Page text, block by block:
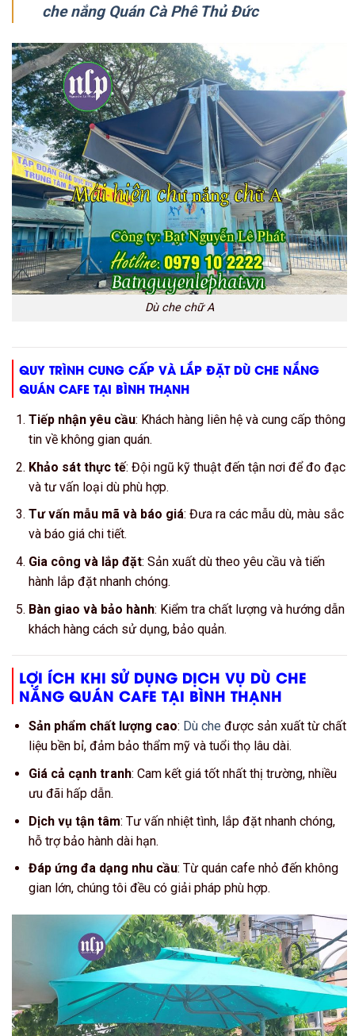
che nắng Quán Cà Phê Thủ Đức
Dù che chữ A
QUY TRÌNH CUNG CẤP VÀ LẮP ĐẶT DÙ CHE NẮNG
QUÁN CAFE TẠI BÌNH THẠNH
Tiếp nhận yêu cầu: Khách hàng liên hệ và cung cấp thông
tin về không gian quán.
Khảo sát thực tế: Đội ngũ kỹ thuật đến tận nơi để đo đạc
và tư vấn loại dù phù hợp.
Tư vấn mẫu mã và báo giá: Đưa ra các mẫu dù, màu sắc
và báo giá chi tiết.
Gia công và lắp đặt: Sản xuất dù theo yêu cầu và tiến
hành lắp đặt nhanh chóng.
Bàn giao và bảo hành: Kiểm tra chất lượng và hướng dẫn
khách hàng cách sử dụng, bảo quản.
LỢI ÍCH KHI SỬ DỤNG DỊCH VỤ DÙ CHE
NẮNG QUÁN CAFE TẠI BÌNH THẠNH
Sản phẩm chất lượng cao: Dù che được sản xuất từ chất
liệu bền bỉ, đảm bảo thẩm mỹ và tuổi thọ lâu dài.
Giá cả cạnh tranh: Cam kết giá tốt nhất thị trường, nhiều
ưu đãi hấp dẫn.
Dịch vụ tận tâm: Tư vấn nhiệt tình, lắp đặt nhanh chóng,
hỗ trợ bảo hành dài hạn.
Đáp ứng đa dạng nhu cầu: Từ quán cafe nhỏ đến không
gian lớn, chúng tôi đều có giải pháp phù hợp.